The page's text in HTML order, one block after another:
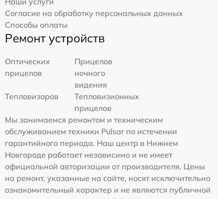
Согласие на обработку персональных данных
Способы оплаты
Ремонт устройств
Оптических
прицелов
Прицелов
ночного
видения
Тепловизоров
Тепловизионных
прицелов
Мы занимаемся ремонтом и техническим
обслуживанием техники Pulsar по истечении
гарантийного периода. Наш центр в Нижнем
Новгороде работает независимо и не имеет
официальной авторизации от производителя. Цены
на ремонт, указанные на сайте, носят исключительно
ознакомительный характер и не являются публичной